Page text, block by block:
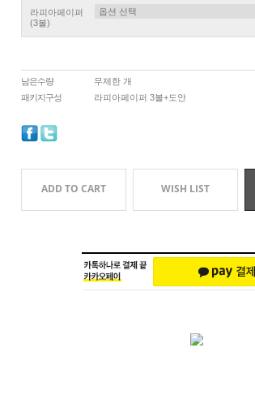
라피아페이퍼
(3볼)
남은수량
무제한 개
패키지구성
라피아페이퍼 3볼+도안
ADD TO CART WISH LIST